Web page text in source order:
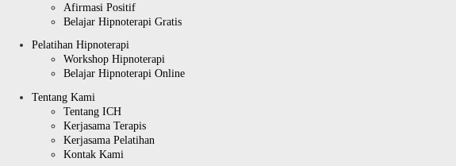
Afirmasi Positif
Belajar Hipnoterapi Gratis
Pelatihan Hipnoterapi
Workshop Hipnoterapi
Belajar Hipnoterapi Online
Tentang Kami
Tentang ICH
Kerjasama Terapis
Kerjasama Pelatihan
Kontak Kami